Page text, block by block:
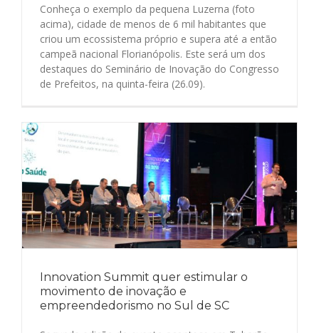
Conheça o exemplo da pequena Luzerna (foto
acima), cidade de menos de 6 mil habitantes que
criou um ecossistema próprio e supera até a então
campeã nacional Florianópolis. Este será um dos
destaques do Seminário de Inovação do Congresso
de Prefeitos, na quinta-feira (26.09).
Innovation Summit quer estimular o
movimento de inovação e
empreendedorismo no Sul de SC